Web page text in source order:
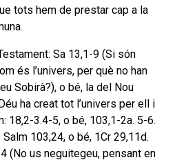
tots hem de prestar cap a la
Sa 13,1-9 (Si són
és l’univers, per què no han
Sobirà?), o bé, la del Nou
ha creat tot l’univers per ell i
18,2-3.4-5, o bé, 103,1-2a. 5-6.
103,24, o bé, 1Cr 29,11d.
(No us neguitegeu, pensant en